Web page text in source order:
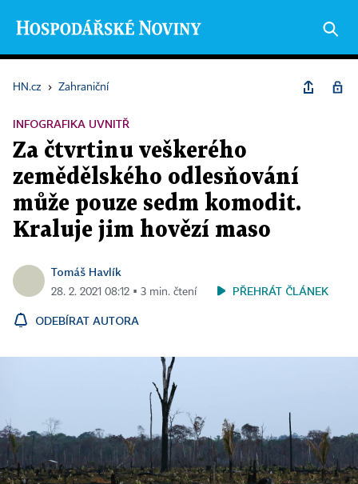
HN.cz › Zahraniční
INFOGRAFIKA UVNITŘ
Za čtvrtinu veškerého
zemědělského odlesňování
může pouze sedm komodit.
Kraluje jim hovězí maso
Tomáš Havlík
28. 2. 2021 08:12 ▪ 3 min. čtení PŘEHRÁT ČLÁNEK
ODEBÍRAT AUTORA